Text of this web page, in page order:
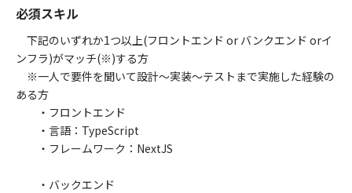
必須スキル
下記のいずれか1つ以上(フロントエンド or バンクエンド orイ
ンフラ)がマッチ(※)する方
※一人で要件を聞いて設計～実装～テストまで実施した経験の
ある方
・フロントエンド
・言語：TypeScript
・フレームワーク：NextJS
・バックエンド